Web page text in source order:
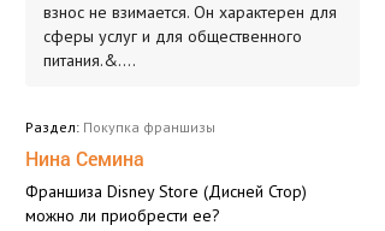
взнос не взимается. Он характерен для
сферы услуг и для общественного
питания.&....
Раздел: Покупка франшизы
Нина Семина
Франшиза Disney Store (Дисней Стор)
можно ли приобрести ее?